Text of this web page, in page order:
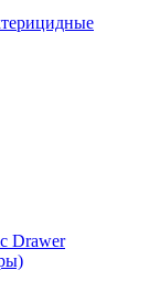
Drawer